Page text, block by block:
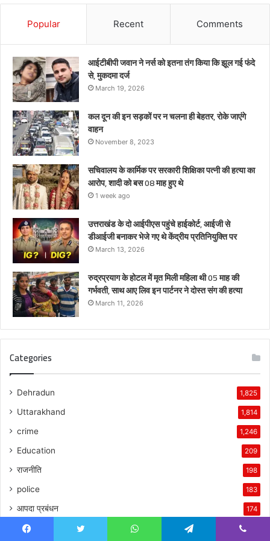
गए
प्रतिनियुक्ति
Popular Recent Comments
आईटीबीपी जवान ने नर्स को इतना तंग किया कि झूल गई फंदे
से, मुकदमा दर्ज
March 19, 2026
कल दून की इन सड़कों पर न चलना ही बेहतर, रोके जाएंगे
वाहन
November 8, 2023
सचिवालय के कार्मिक पर सरकारी शिक्षिका पत्नी की हत्या का
आरोप, शादी को बस 08 माह हुए थे
1 week ago
उत्तराखंड के दो आईपीएस पहुंचे हाईकोर्ट, आईजी से
डीआईजी बनाकर भेजे गए थे केंद्रीय प्रतिनियुक्ति पर
March 13, 2026
रुद्रप्रयाग के होटल में मृत मिली महिला थी 05 माह की
गर्भवती, साथ आए लिव इन पार्टनर ने दोस्त संग की हत्या
March 11, 2026
Categories
Dehradun 1,825
Uttarakhand 1,814
crime 1,246
Education 209
राजनीति 198
police 183
आपदा प्रबंधन 174
उत्तराखंड 168